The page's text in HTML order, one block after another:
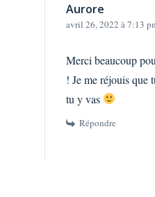
Aurore
avril 26, 2022 à 7:13
Merci beaucoup
! Je me réjouis que
tu y vas
Répondre